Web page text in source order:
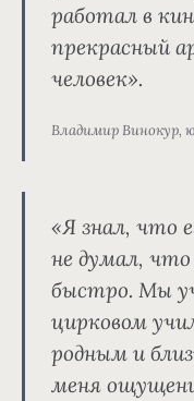
работал в
прекрасный
человек».
Владимир Винокур,
«Я знал, что
не думал,
быстро. Мы
цирковом
родным и
меня